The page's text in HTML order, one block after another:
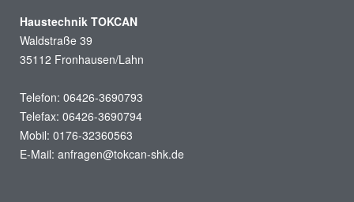
Haustechnik TOKCAN
Waldstraße 39
35112 Fronhausen/Lahn
Telefon: 06426-3690793
Telefax: 06426-3690794
Mobil: 0176-32360563
E-Mail: anfragen@tokcan-shk.de